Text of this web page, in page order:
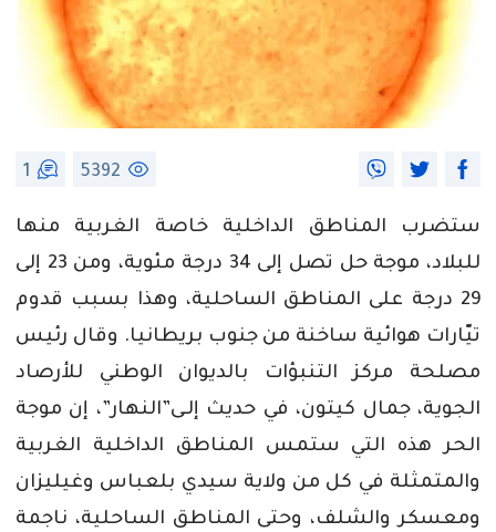
5392
1
ستضرب المناطق الداخلية خاصة الغربية منها
للبلاد،‮ ‬موجة حل تصل إلى 34 ‬درجة مئوية،‮ ‬ومن 23 ‬إلى
29 ‬درجة على المناطق الساحلية،‮ ‬وهذا بسبب قدوم
تيّارات هوائية ساخنة من جنوب بريطانيا‮. ‬وقال رئيس
مصلحة مركز التنبؤات بالديوان الوطني‮ ‬للأرصاد
الجوية،‮ ‬جمال كيتون،‮ ‬في‮ ‬حديث إلـى‮”‬النهار‮”‬،‮ ‬إن موجة
الحر هذه التي‮ ‬ستمس المناطق الداخلية الغربية
والمتمثلة في‮ ‬كل من ولاية سيدي‮ ‬بلعباس وغيليزان
ومعسكر والشلف،‮ ‬وحتى المناطق الساحلية،‮ ‬ناجمة